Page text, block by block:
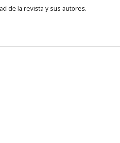
de la revista y sus autores.